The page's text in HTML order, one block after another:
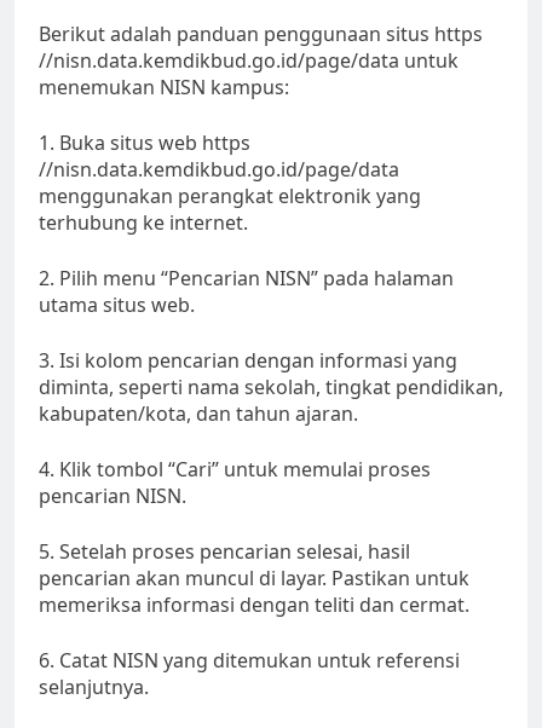
Berikut adalah panduan penggunaan situs https
//nisn.data.kemdikbud.go.id/page/data untuk
menemukan NISN kampus:
1. Buka situs web https
//nisn.data.kemdikbud.go.id/page/data
menggunakan perangkat elektronik yang
terhubung ke internet.
2. Pilih menu “Pencarian NISN” pada halaman
utama situs web.
3. Isi kolom pencarian dengan informasi yang
diminta, seperti nama sekolah, tingkat pendidikan,
kabupaten/kota, dan tahun ajaran.
4. Klik tombol “Cari” untuk memulai proses
pencarian NISN.
5. Setelah proses pencarian selesai, hasil
pencarian akan muncul di layar. Pastikan untuk
memeriksa informasi dengan teliti dan cermat.
6. Catat NISN yang ditemukan untuk referensi
selanjutnya.